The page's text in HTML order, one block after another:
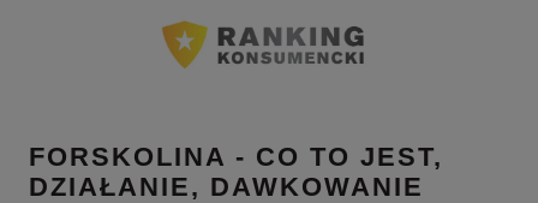
FORSKOLINA - CO TO JEST,
DZIAŁANIE, DAWKOWANIE